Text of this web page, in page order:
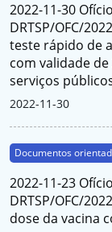
2022-11-30
DRTSP/OFC/
teste rápido de
com validade
serviços
2022-11-30
Documentos
2022-11-23
DRTSP/OFC/
dose da vacina